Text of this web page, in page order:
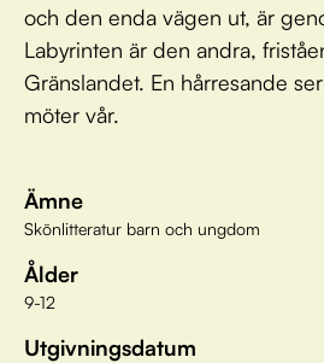
och den enda vägen ut, är
Labyrinten är den andra,
Gränslandet. En hårresande
möter vår.
Ämne
Skönlitteratur barn och ungdom
Ålder
9-12
Utgivningsdatum